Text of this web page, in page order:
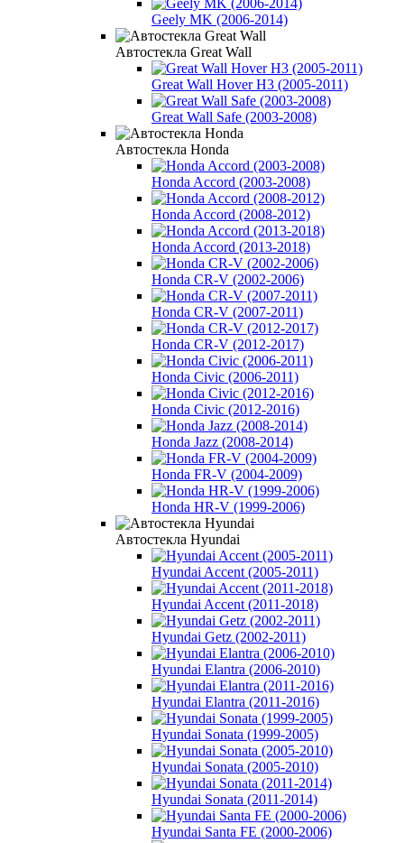
Geely MK (2006-2014)
Автостекла Great Wall
Great Wall Hover H3 (2005-2011)
Great Wall Safe (2003-2008)
Автостекла Honda
Honda Accord (2003-2008)
Honda Accord (2008-2012)
Honda Accord (2013-2018)
Honda CR-V (2002-2006)
Honda CR-V (2007-2011)
Honda CR-V (2012-2017)
Honda Civic (2006-2011)
Honda Civic (2012-2016)
Honda Jazz (2008-2014)
Honda FR-V (2004-2009)
Honda HR-V (1999-2006)
Автостекла Hyundai
Hyundai Accent (2005-2011)
Hyundai Accent (2011-2018)
Hyundai Getz (2002-2011)
Hyundai Elantra (2006-2010)
Hyundai Elantra (2011-2016)
Hyundai Sonata (1999-2005)
Hyundai Sonata (2005-2010)
Hyundai Sonata (2011-2014)
Hyundai Santa FE (2000-2006)